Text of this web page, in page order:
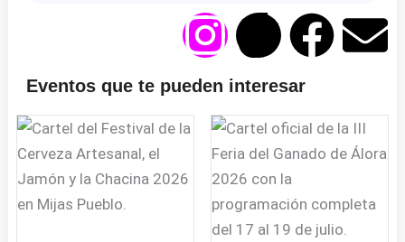
Eventos que te pueden interesar
I
n
s
t
a
T
i
k
t
o
F
c
e
b
E
v
e
l